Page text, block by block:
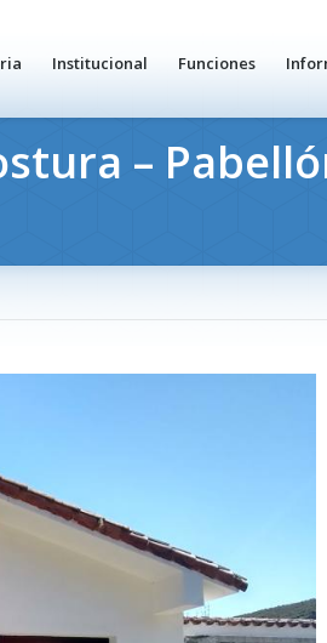
Institucional Funciones
–